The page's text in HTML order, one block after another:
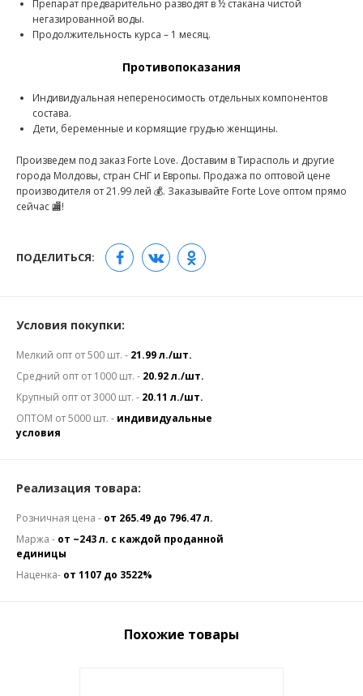
Препарат предварительно разводят в ½ стакана чистой
негазированной воды.
Продолжительность курса – 1 месяц.
Противопоказания
Индивидуальная непереносимость отдельных компонентов
состава.
Дети, беременные и кормящие грудью женщины.
Произведем под заказ Forte Love. Доставим в Тирасполь и другие
города Молдовы, стран СНГ и Европы. Продажа по оптовой цене
производителя от 21.99 лей 💰. Заказывайте Forte Love оптом прямо
сейчас 🏬!
ПОДЕЛИТЬСЯ:
Условия покупки:
Мелкий опт от 500 шт. - 21.99 л./шт.
Средний опт от 1000 шт. - 20.92 л./шт.
Крупный опт от 3000 шт. - 20.11 л./шт.
ОПТОМ от 5000 шт. - индивидуальные
условия
Реализация товара:
Розничная цена - от 265.49 до 796.47 л.
Маржа - от ~243 л. с каждой проданной
единицы
Наценка- от 1107 до 3522%
Похожие товары